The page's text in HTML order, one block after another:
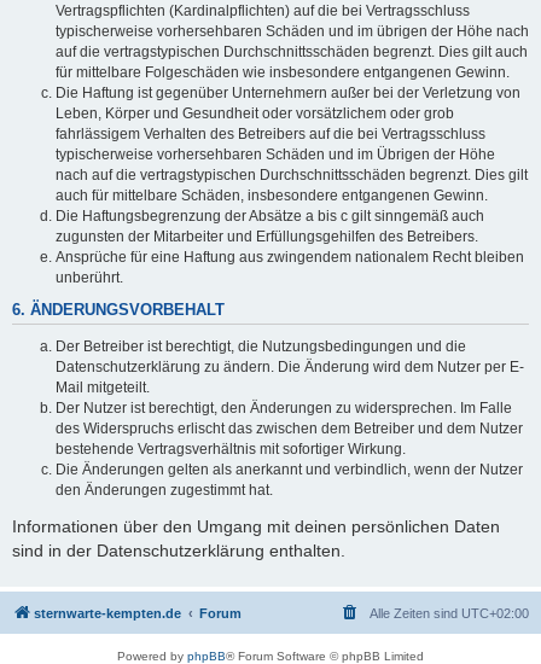
Vertragspflichten (Kardinalpflichten) auf die bei Vertragsschluss
typischerweise vorhersehbaren Schäden und im übrigen der Höhe nach
auf die vertragstypischen Durchschnittsschäden begrenzt. Dies gilt auch
für mittelbare Folgeschäden wie insbesondere entgangenen Gewinn.
Die Haftung ist gegenüber Unternehmern außer bei der Verletzung von
Leben, Körper und Gesundheit oder vorsätzlichem oder grob
fahrlässigem Verhalten des Betreibers auf die bei Vertragsschluss
typischerweise vorhersehbaren Schäden und im Übrigen der Höhe
nach auf die vertragstypischen Durchschnittsschäden begrenzt. Dies gilt
auch für mittelbare Schäden, insbesondere entgangenen Gewinn.
Die Haftungsbegrenzung der Absätze a bis c gilt sinngemäß auch
zugunsten der Mitarbeiter und Erfüllungsgehilfen des Betreibers.
Ansprüche für eine Haftung aus zwingendem nationalem Recht bleiben
unberührt.
6. ÄNDERUNGSVORBEHALT
Der Betreiber ist berechtigt, die Nutzungsbedingungen und die
Datenschutzerklärung zu ändern. Die Änderung wird dem Nutzer per E-
Mail mitgeteilt.
Der Nutzer ist berechtigt, den Änderungen zu widersprechen. Im Falle
des Widerspruchs erlischt das zwischen dem Betreiber und dem Nutzer
bestehende Vertragsverhältnis mit sofortiger Wirkung.
Die Änderungen gelten als anerkannt und verbindlich, wenn der Nutzer
den Änderungen zugestimmt hat.
Informationen über den Umgang mit deinen persönlichen Daten
sind in der Datenschutzerklärung enthalten.
sternwarte-kempten.de Forum Alle Zeiten sind UTC+02:00
Powered by phpBB® Forum Software © phpBB Limited